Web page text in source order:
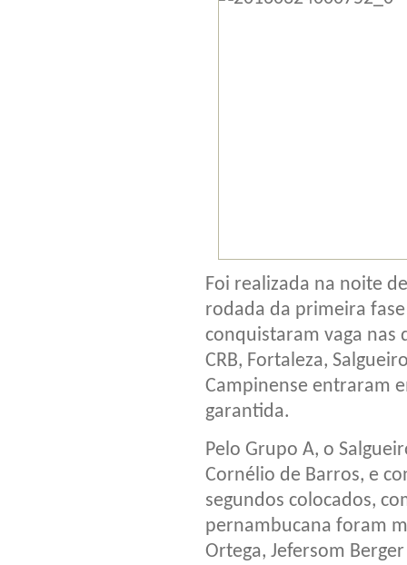
Foi realizada na noite
rodada da primeira
conquistaram vaga nas
CRB, Fortaleza,
Campinense entraram
garantida.
Pelo Grupo A, o
Cornélio de Barros, e
segundos colocados,
pernambucana foram
Ortega, Jefersom